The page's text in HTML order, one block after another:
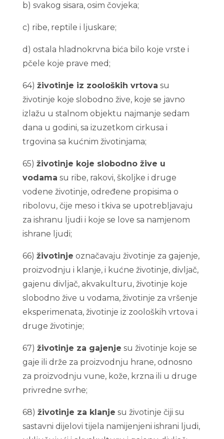
b) svakog sisara, osim čovjeka;
c) ribe, reptile i ljuskare;
d) ostala hladnokrvna bića bilo koje vrste i
pčele koje prave med;
64) životinje iz zooloških vrtova su
životinje koje slobodno žive, koje se javno
izlažu u stalnom objektu najmanje sedam
dana u godini, sa izuzetkom cirkusa i
trgovina sa kućnim životinjama;
65) životinje koje slobodno žive u
vodama su ribe, rakovi, školjke i druge
vodene životinje, određene propisima o
ribolovu, čije meso i tkiva se upotrebljavaju
za ishranu ljudi i koje se love sa namjenom
ishrane ljudi;
66) životinje označavaju životinje za gajenje,
proizvodnju i klanje, i kućne životinje, divljač,
gajenu divljač, akvakulturu, životinje koje
slobodno žive u vodama, životinje za vršenje
eksperimenata, životinje iz zooloških vrtova i
druge životinje;
67) životinje za gajenje su životinje koje se
gaje ili drže za proizvodnju hrane, odnosno
za proizvodnju vune, kože, krzna ili u druge
privredne svrhe;
68) životinje za klanje su životinje čiji su
sastavni dijelovi tijela namijenjeni ishrani ljudi,